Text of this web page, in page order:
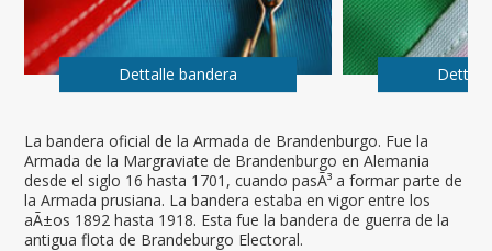
La bandera oficial de la Armada de Brandenburgo. Fue la
Armada de la Margraviate de Brandenburgo en Alemania
desde el siglo 16 hasta 1701, cuando pasÃ³ a formar parte de
la Armada prusiana. La bandera estaba en vigor entre los
aÃ±os 1892 hasta 1918. Esta fue la bandera de guerra de la
antigua flota de Brandeburgo Electoral.
Dettalle bandera